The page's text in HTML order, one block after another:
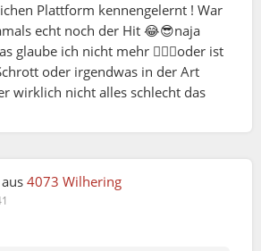
Plattform kennengelernt ! War
echt noch der Hit 😂😎naja
glaube ich nicht mehr 🤷🏻‍♂️oder ist
oder irgendwas in der Art
wirklich nicht alles schlecht das
aus 4073 Wilhering